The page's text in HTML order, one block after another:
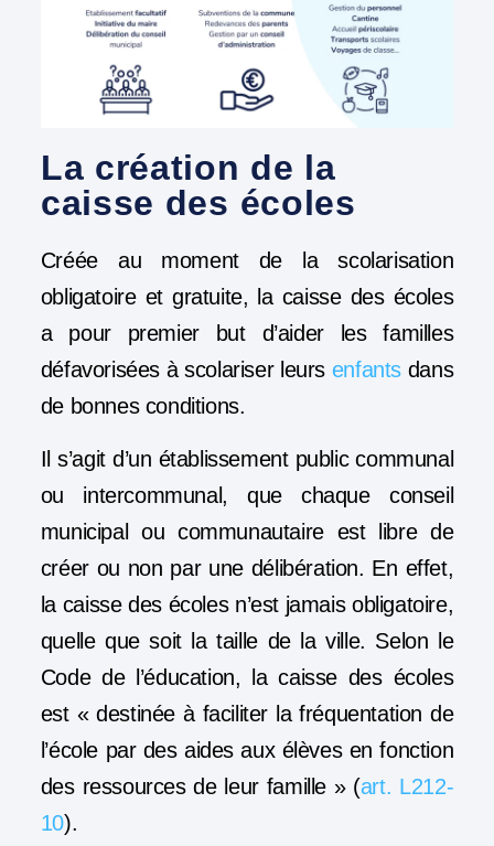
La création de la
caisse des écoles
Créée au moment de la scolarisation
obligatoire et gratuite, la caisse des écoles
a pour premier but d’aider les familles
défavorisées à scolariser leurs enfantsdans
de bonnes conditions.
Il s’agit d’un établissement public communal
ou intercommunal, que chaque conseil
municipal ou communautaire est libre de
créer ou non par une délibération. En effet,
la caisse des écoles n’est jamais obligatoire,
quelle que soit la taille de la ville. Selon le
Code de l’éducation, la caisse des écoles
est « destinée à faciliter la fréquentation de
l’école par des aides aux élèves en fonction
des ressources de leur famille » (art. L212-
10).